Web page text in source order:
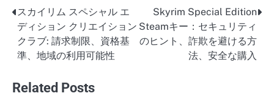
Post
navigation
スカイリム スペシャル エ
ディション クリエイション
クラブ: 請求制限、資格基
準、地域の利用可能性
Skyrim Special Edition
Steamキー：セキュリティ
のヒント、詐欺を避ける方
法、安全な購入
Related Posts